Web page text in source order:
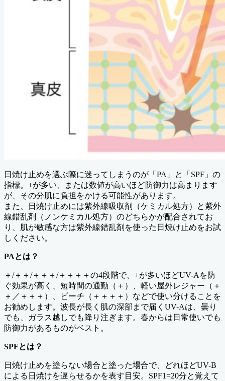
日焼け止めを選ぶ際に迷ってしまうのが「PA」と「SPF」の
指標。+が多い、または数値が高いほど防御力は高まります
が、その分肌に負担をかける可能性があります。
また、日焼け止めには紫外線吸収剤（ケミカル処方）と紫外
線錯乱剤（ノンケミカル処方）のどちらかが配合されてお
り、肌が敏感な方は紫外線錯乱剤を使った日焼け止めをお試
しください。
PAとは？
＋/＋＋/＋＋＋/＋＋＋＋の4段階で、+が多いほどUV-Aを防
ぐ効果が高く、短時間の通勤（＋）、軽い屋外レジャー（＋
＋／＋＋＋）、ビーチ（＋＋＋＋）などで使い分けることを
お勧めします。波長が長く肌の深部まで届くUV-Aは、曇り
でも、ガラス越しでも降り注ぎます。春からは日常使いでも
防御力があるものがベスト。
SPFとは？
日焼け止めを塗らない場合と塗った場合で、どれほどUV-B
による日焼けを遅らせるかを表す目安。SPF1=20分と覚えて